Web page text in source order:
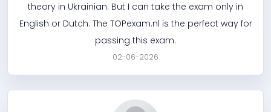
theory in Ukrainian. But I can take the exam only in
English or Dutch. The TOPexam.nl is the perfect way for
passing this exam.
02-06-2026